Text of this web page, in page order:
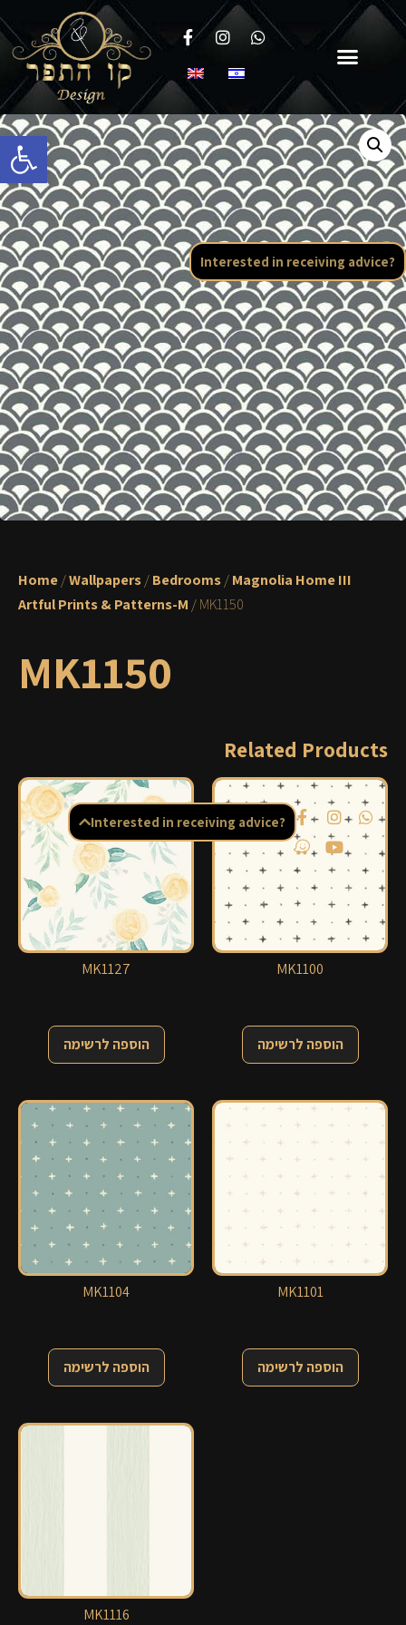
Open toolbar
Home/Wallpapers/Bedrooms/Magnolia Home III
Artful Prints & Patterns-M / MK1150
MK1150
Related Products
MK1127
הוספה לרשימה
MK1100
הוספה לרשימה
MK1104
הוספה לרשימה
MK1101
הוספה לרשימה
MK1116
Interested in receiving advice?
Interested in receiving advice?